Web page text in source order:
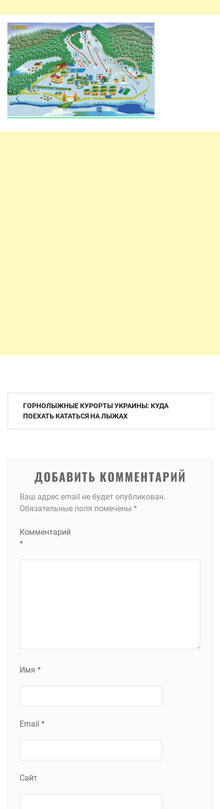
Навигация
ГОРНОЛЫЖНЫЕ КУРОРТЫ УКРАИНЫ: КУДА
ПОЕХАТЬ КАТАТЬСЯ НА ЛЫЖАХ
ДОБАВИТЬ КОММЕНТАРИЙ
Ваш адрес email не будет опубликован.
Обязательные поля помечены *
Комментарий
*
Имя *
Email *
Сайт